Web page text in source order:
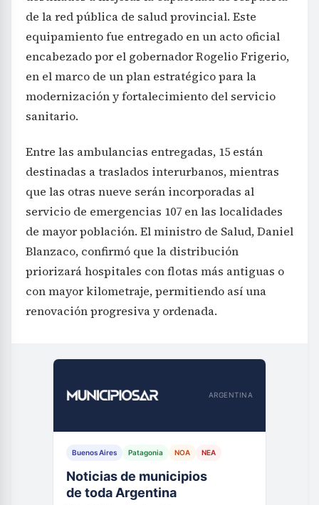
de la red pública de salud provincial. Este
equipamiento fue entregado en un acto oficial
encabezado por el gobernador Rogelio Frigerio,
en el marco de un plan estratégico para la
modernización y fortalecimiento del servicio
sanitario.
Entre las ambulancias entregadas, 15 están
destinadas a traslados interurbanos, mientras
que las otras nueve serán incorporadas al
servicio de emergencias 107 en las localidades
de mayor población. El ministro de Salud, Daniel
Blanzaco, confirmó que la distribución
priorizará hospitales con flotas más antiguas o
con mayor kilometraje, permitiendo así una
renovación progresiva y ordenada.
ARGENTINA
Buenos Aires Patagonia NOA NEA
Noticias de municipios
de toda Argentina